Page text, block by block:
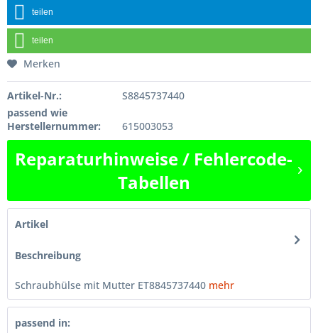
teilen
teilen
Merken
Artikel-Nr.:
S8845737440
passend wie
Herstellernummer:
615003053
Reparaturhinweise / Fehlercode-
Tabellen
Artikel
Beschreibung
Schraubhülse mit Mutter ET8845737440 mehr
passend in: